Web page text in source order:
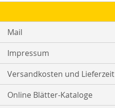
Mail
Impressum
Versandkosten und Lieferzeit
Online Blätter-Kataloge